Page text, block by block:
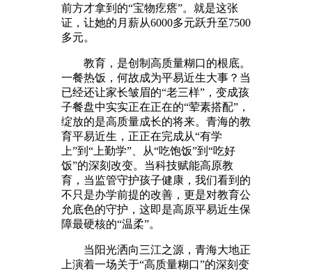
前方才拿到的“宝物疙瘩”。就是这张
证，让她的月薪从6000多元跃升至7500
多元。
教育，是创制高质量糊口的根底。
一餐热饭，何故成为平易近生大事？当
已经还让家长皱眉的“老三样”，变成孩
子餐盘中实实正在正在的“荤素搭配”，
绽放的是高质量成长的将来。青海的教
育平易近生，正正在完成从“有学
上”到“上勤学”、从“吃饱饭”到“吃好
饭”的深刻改变。当科技赋能高原教
育，当监管守护孩子健康，我们看到的
不只是办学前提的改善，更是对教育公
允底色的守护，这即是高原平易近生保
障最硬核的“温柔”。
当阳光洒向三江之源，青海大地正
上演着一场关于“高质量糊口”的深刻变